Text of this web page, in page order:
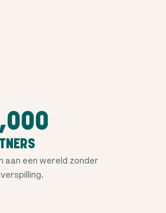
een wereld zonder